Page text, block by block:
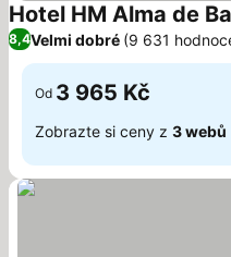
Hotel HM Alma de
8,4Velmi dobré (9 631
Od 3 965 Kč
Zobrazte si ceny z 3 webů